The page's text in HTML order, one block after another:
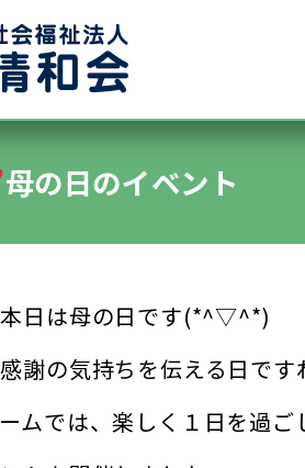
●グループホーム
●施設内保育所
●特別養護老人ホーム清水ヶ丘 ●
母の日のイベント
本日は母の日です(*^▽^*)
謝の気持ちを伝える日です
ムでは、楽しく１日を過ご